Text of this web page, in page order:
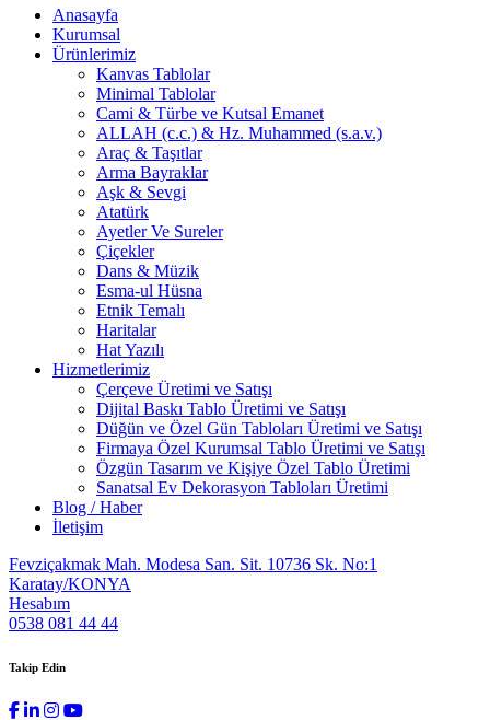
Anasayfa
Kurumsal
Ürünlerimiz
Kanvas Tablolar
Minimal Tablolar
Cami & Türbe ve Kutsal Emanet
ALLAH (c.c.) & Hz. Muhammed (s.a.v.)
Araç & Taşıtlar
Arma Bayraklar
Aşk & Sevgi
Atatürk
Ayetler Ve Sureler
Çiçekler
Dans & Müzik
Esma-ul Hüsna
Etnik Temalı
Haritalar
Hat Yazılı
Hizmetlerimiz
Çerçeve Üretimi ve Satışı
Dijital Baskı Tablo Üretimi ve Satışı
Düğün ve Özel Gün Tabloları Üretimi ve Satışı
Firmaya Özel Kurumsal Tablo Üretimi ve Satışı
Özgün Tasarım ve Kişiye Özel Tablo Üretimi
Sanatsal Ev Dekorasyon Tabloları Üretimi
Blog / Haber
İletişim
Fevziçakmak Mah. Modesa San. Sit. 10736 Sk. No:1
Karatay/KONYA
Hesabım
0538 081 44 44
Takip Edin